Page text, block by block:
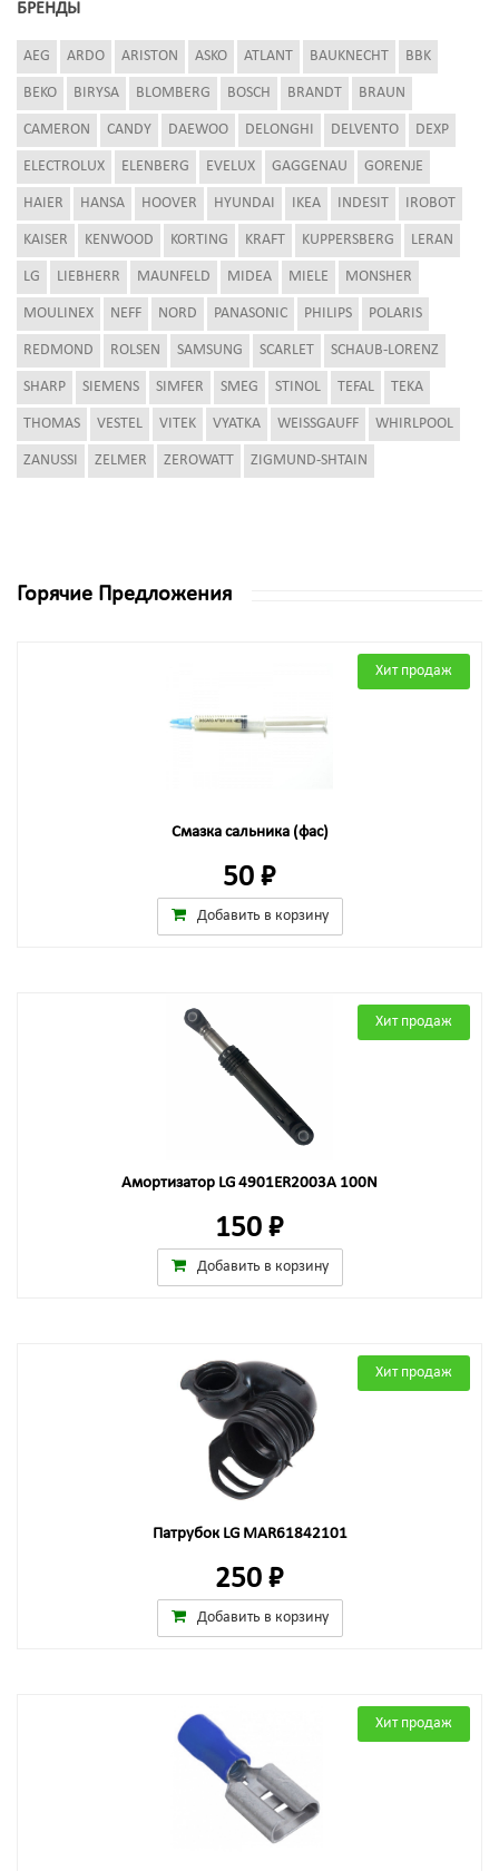
БРЕНДЫ
AEG ARDO ARISTON ASKO ATLANT BAUKNECHT BBK
BEKO BIRYSA BLOMBERG BOSCH BRANDT BRAUN
CAMERON CANDY DAEWOO DELONGHI DELVENTO DEXP
ELECTROLUX ELENBERG EVELUX GAGGENAU GORENJE
HAIER HANSA HOOVER HYUNDAI IKEA INDESIT IROBOT
KAISER KENWOOD KORTING KRAFT KUPPERSBERG LERAN
LG LIEBHERR MAUNFELD MIDEA MIELE MONSHER
MOULINEX NEFF NORD PANASONIC PHILIPS POLARIS
REDMOND ROLSEN SAMSUNG SCARLET SCHAUB-LORENZ
SHARP SIEMENS SIMFER SMEG STINOL TEFAL TEKA
THOMAS VESTEL VITEK VYATKA WEISSGAUFF WHIRLPOOL
ZANUSSI ZELMER ZEROWATT ZIGMUND-SHTAIN
Горячие Предложения
Хит продаж
Смазка сальника (фас)
50 ₽
Добавить в корзину
Хит продаж
Амортизатор LG 4901ER2003A 100N
150 ₽
Добавить в корзину
Хит продаж
Патрубок LG MAR61842101
250 ₽
Добавить в корзину
Хит продаж